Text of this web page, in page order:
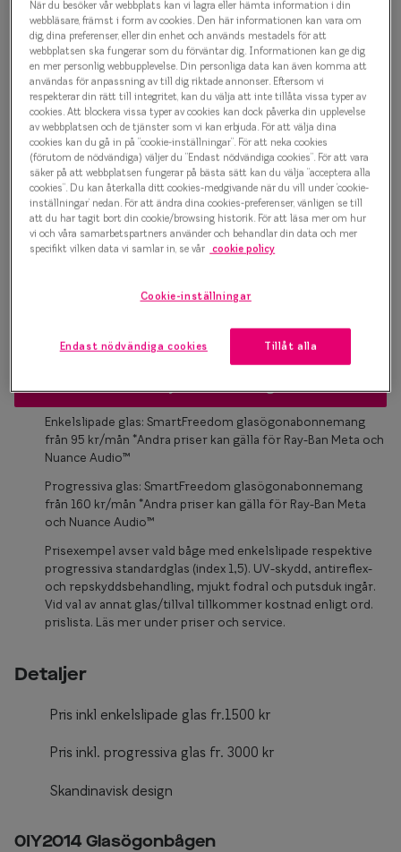
Olika
Taberg
Bold Geometry 0IY2014 C02
Glasögonbåge
1 000 kr
Havana
Bågstorlek
S
Enkelslipade glas: SmartFreedom glasögonabonnemang
från 95 kr/mån *Andra priser kan gälla för Ray-Ban Meta och
Nuance Audio™
Progressiva glas: SmartFreedom glasögonabonnemang
från 160 kr/mån *Andra priser kan gälla för Ray-Ban Meta
och Nuance Audio™
Prisexempel avser vald båge med enkelslipade respektive
progressiva standardglas (index 1,5). UV-skydd, antireflex-
och repskyddsbehandling, mjukt fodral och putsduk ingår.
Vid val av annat glas/tillval tillkommer kostnad enligt ord.
prislista. Läs mer under priser och service.
Detaljer
Pris inkl enkelslipade glas fr.1500 kr
Pris inkl. progressiva glas fr. 3000 kr
Skandinavisk design
0IY2014 Glasögonbågen
När du besöker vår webbplats kan vi lagra eller hämta information i din
webbläsare, främst i form av cookies. Den här informationen kan vara om
dig, dina preferenser, eller din enhet och används mestadels för att
webbplatsen ska fungerar som du förväntar dig. Informationen kan ge dig
en mer personlig webbupplevelse. Din personliga data kan även komma att
användas för anpassning av till dig riktade annonser. Eftersom vi
respekterar din rätt till integritet, kan du välja att inte tillåta vissa typer av
cookies. Att blockera vissa typer av cookies kan dock påverka din upplevelse
av webbplatsen och de tjänster som vi kan erbjuda. För att välja dina
cookies kan du gå in på ”cookie-inställningar”. För att neka cookies
(förutom de nödvändiga) väljer du ”Endast nödvändiga cookies”. För att vara
säker på att webbplatsen fungerar på bästa sätt kan du välja ”acceptera alla
cookies”. Du kan återkalla ditt cookies-medgivande när du vill under ’cookie-
inställningar’ nedan. För att ändra dina cookies-preferenser, vänligen se till
att du har tagit bort din cookie/browsing historik. För att läsa mer om hur
vi och våra samarbetspartners använder och behandlar din data och mer
specifikt vilken data vi samlar in, se vår cookie policy
Cookie-inställningar
Endast nödvändiga cookies Tillåt alla